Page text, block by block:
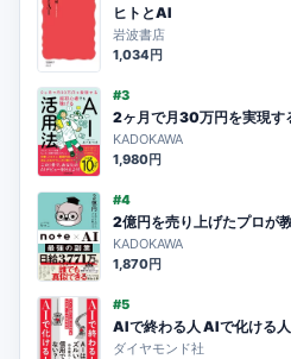
ヒトとAI
岩波書店
1,034円
#3
2ヶ月で月30万円を実現す
KADOKAWA
1,980円
#4
2億円を売り上げたプロ
KADOKAWA
1,870円
#5
AIで終わる人 AIで化ける人
ダイヤモンド社